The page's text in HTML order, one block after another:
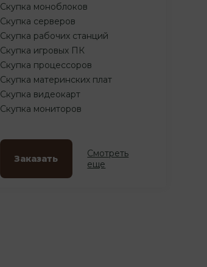
Скупка моноблоков
Скупка серверов
Скупка рабочих станций
Скупка игровых ПК
Скупка процессоров
Скупка материнских плат
Скупка видеокарт
Скупка мониторов
Заказать
Смотреть
еще